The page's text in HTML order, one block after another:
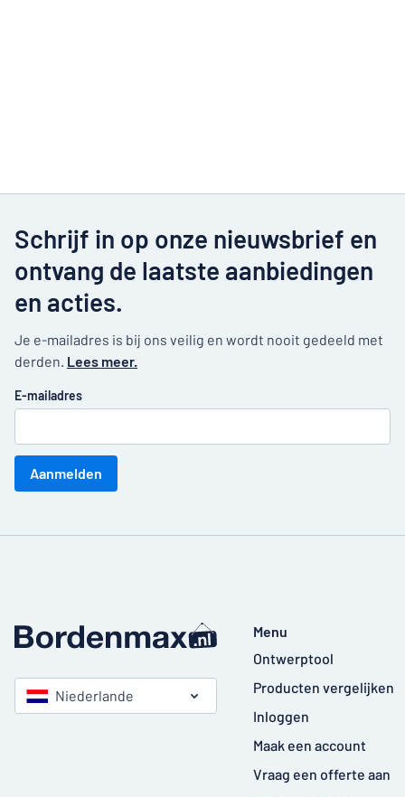
Schrijf in op onze nieuwsbrief en
ontvang de laatste aanbiedingen
en acties.
Je e-mailadres is bij ons veilig en wordt nooit gedeeld met
derden. Lees meer.
E-mailadres
Aanmelden
Niederlande
Menu
Ontwerptool
Producten vergelijken
Inloggen
Maak een account
Vraag een offerte aan